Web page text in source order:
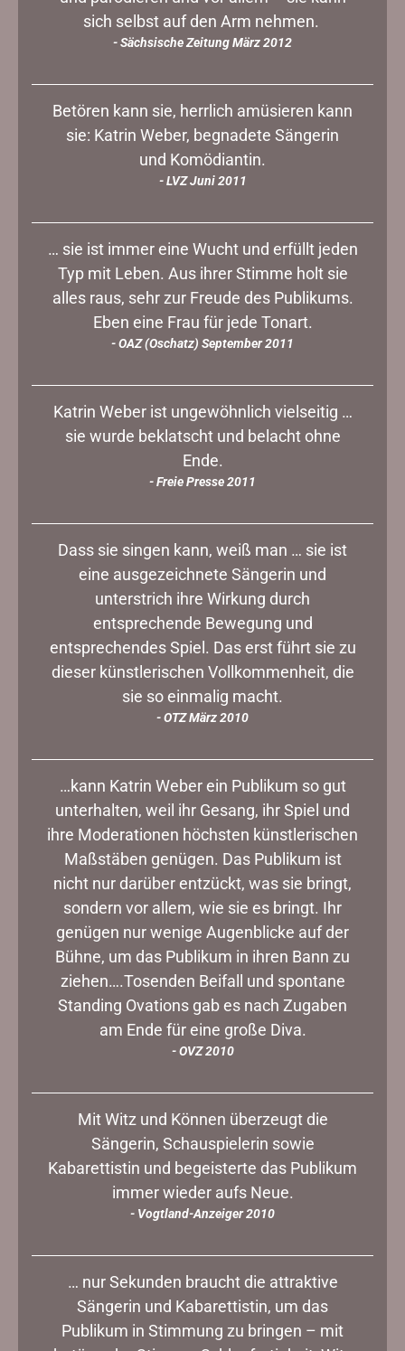
sich selbst auf den Arm nehmen.
- Sächsische Zeitung März 2012
Betören kann sie, herrlich amüsieren kann
sie: Katrin Weber, begnadete Sängerin
und Komödiantin.
- LVZ Juni 2011
… sie ist immer eine Wucht und erfüllt jeden
Typ mit Leben. Aus ihrer Stimme holt sie
alles raus, sehr zur Freude des Publikums.
Eben eine Frau für jede Tonart.
- OAZ (Oschatz) September 2011
Katrin Weber ist ungewöhnlich vielseitig …
sie wurde beklatscht und belacht ohne
Ende.
- Freie Presse 2011
Dass sie singen kann, weiß man … sie ist
eine ausgezeichnete Sängerin und
unterstrich ihre Wirkung durch
entsprechende Bewegung und
entsprechendes Spiel. Das erst führt sie zu
dieser künstlerischen Vollkommenheit, die
sie so einmalig macht.
- OTZ März 2010
…kann Katrin Weber ein Publikum so gut
unterhalten, weil ihr Gesang, ihr Spiel und
ihre Moderationen höchsten künstlerischen
Maßstäben genügen. Das Publikum ist
nicht nur darüber entzückt, was sie bringt,
sondern vor allem, wie sie es bringt. Ihr
genügen nur wenige Augenblicke auf der
Bühne, um das Publikum in ihren Bann zu
ziehen….Tosenden Beifall und spontane
Standing Ovations gab es nach Zugaben
am Ende für eine große Diva.
- OVZ 2010
Mit Witz und Können überzeugt die
Sängerin, Schauspielerin sowie
Kabarettistin und begeisterte das Publikum
immer wieder aufs Neue.
- Vogtland-Anzeiger 2010
… nur Sekunden braucht die attraktive
Sängerin und Kabarettistin, um das
Publikum in Stimmung zu bringen – mit